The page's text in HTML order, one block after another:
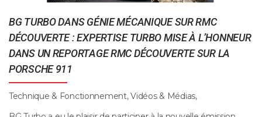
BG TURBO DANS GÉNIE MÉCANIQUE SUR RMC
DÉCOUVERTE : EXPERTISE TURBO MISE À L’HONNEUR
DANS UN REPORTAGE RMC DÉCOUVERTE SUR LA
PORSCHE 911
Technique & Fonctionnement, Vidéos & Médias,